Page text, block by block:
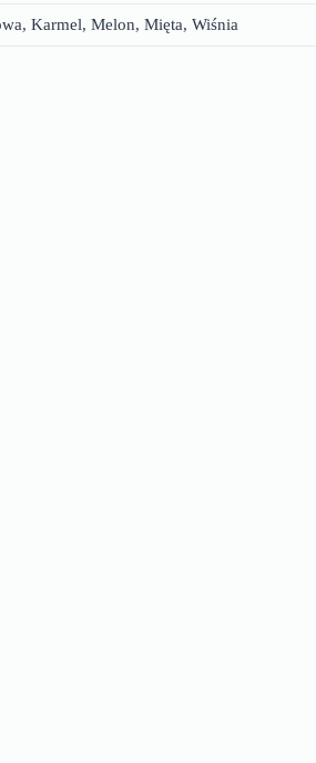
Karmel, Melon, Mięta, Wiśnia